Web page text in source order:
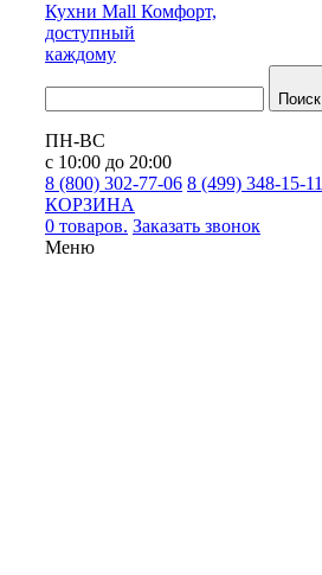
Кухни Mall Комфорт,
доступный
каждому
Поиск
ПН-ВС
с 10:00 до 20:00
8 (800) 302-77-06 8 (499) 348-15-11
КОРЗИНА
0 товаров. Заказать звонок
Меню